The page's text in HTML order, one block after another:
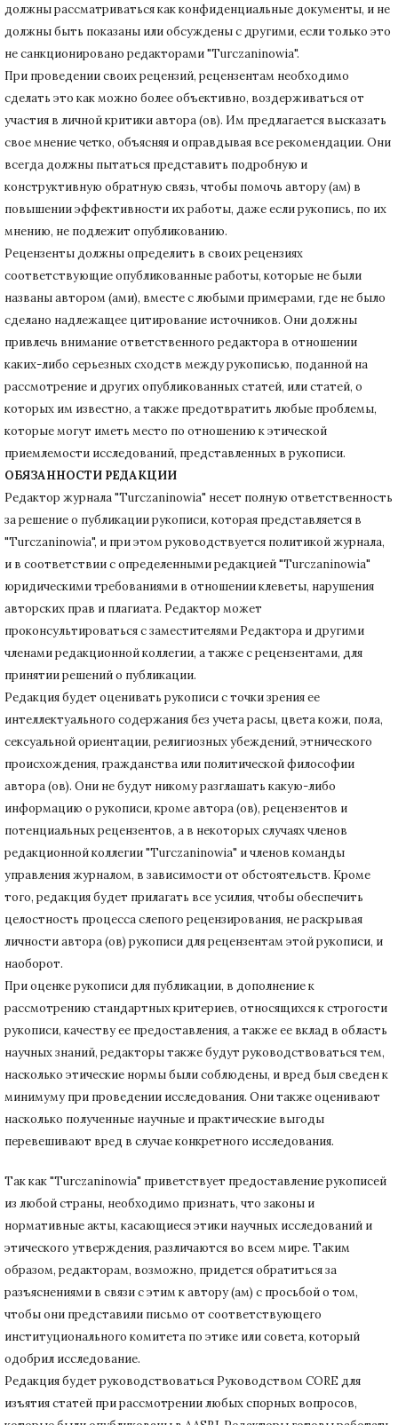
должны рассматриваться как конфиденциальные документы, и не
должны быть показаны или обсуждены с другими, если только это
не санкционировано редакторами "Turczaninowia".
При проведении своих рецензий, рецензентам необходимо
сделать это как можно более объективно, воздерживаться от
участия в личной критики автора (ов). Им предлагается высказать
свое мнение четко, объясняя и оправдывая все рекомендации. Они
всегда должны пытаться представить подробную и
конструктивную обратную связь, чтобы помочь автору (ам) в
повышении эффективности их работы, даже если рукопись, по их
мнению, не подлежит опубликованию.
Рецензенты должны определить в своих рецензиях
соответствующие опубликованные работы, которые не были
названы автором (ами), вместе с любыми примерами, где не было
сделано надлежащее цитирование источников. Они должны
привлечь внимание ответственного редактора в отношении
каких-либо серьезных сходств между рукописью, поданной на
рассмотрение и других опубликованных статей, или статей, о
которых им известно, а также предотвратить любые проблемы,
которые могут иметь место по отношению к этической
приемлемости исследований, представленных в рукописи.
ОБЯЗАННОСТИ РЕДАКЦИИ
Редактор журнала "Turczaninowia" несет полную ответственность
за решение о публикации рукописи, которая представляется в
"Turczaninowia", и при этом руководствуется политикой журнала,
и в соответствии с определенными редакцией "Turczaninowia"
юридическими требованиями в отношении клеветы, нарушения
авторских прав и плагиата. Редактор может
проконсультироваться с заместителями Редактора и другими
членами редакционной коллегии, а также с рецензентами, для
принятии решений о публикации.
Редакция будет оценивать рукописи с точки зрения ее
интеллектуального содержания без учета расы, цвета кожи, пола,
сексуальной ориентации, религиозных убеждений, этнического
происхождения, гражданства или политической философии
автора (ов). Они не будут никому разглашать какую-либо
информацию о рукописи, кроме автора (ов), рецензентов и
потенциальных рецензентов, а в некоторых случаях членов
редакционной коллегии "Turczaninowia" и членов команды
управления журналом, в зависимости от обстоятельств. Кроме
того, редакция будет прилагать все усилия, чтобы обеспечить
целостность процесса слепого рецензирования, не раскрывая
личности автора (ов) рукописи для рецензентам этой рукописи, и
наоборот.
При оценке рукописи для публикации, в дополнение к
рассмотрению стандартных критериев, относящихся к строгости
рукописи, качеству ее предоставления, а также ее вклад в область
научных знаний, редакторы также будут руководствоваться тем,
насколько этические нормы были соблюдены, и вред был сведен к
минимуму при проведении исследования. Они также оценивают
насколько полученные научные и практические выгоды
перевешивают вред в случае конкретного исследования.
Так как "Turczaninowia" приветствует предоставление рукописей
из любой страны, необходимо признать, что законы и
нормативные акты, касающиеся этики научных исследований и
этического утверждения, различаются во всем мире. Таким
образом, редакторам, возможно, придется обратиться за
разъяснениями в связи с этим к автору (ам) с просьбой о том,
чтобы они представили письмо от соответствующего
институционального комитета по этике или совета, который
одобрил исследование.
Редакция будет руководствоваться Руководством CORE для
изъятия статей при рассмотрении любых спорных вопросов,